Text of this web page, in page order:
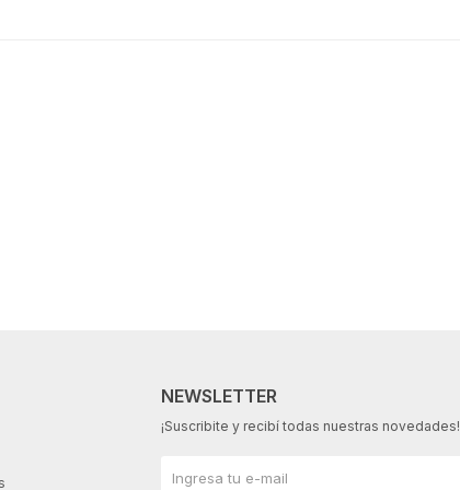
NEWSLETTER
¡Suscribite y recibí todas nuestras novedades!